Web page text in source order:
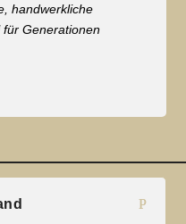
handwerkliche
Generationen